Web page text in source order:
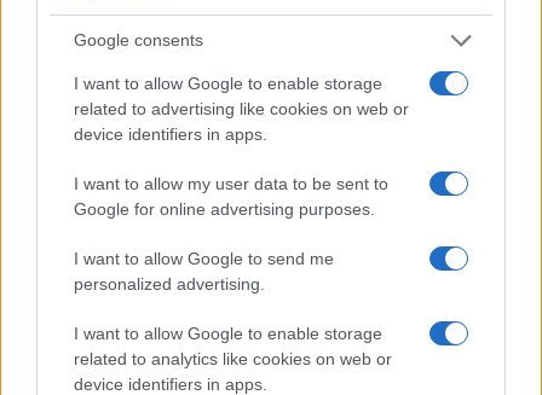
Google consents
I want to allow Google to enable storage
related to advertising like cookies on web or
device identifiers in apps.
I want to allow my user data to be sent to
Google for online advertising purposes.
I want to allow Google to send me
personalized advertising.
I want to allow Google to enable storage
related to analytics like cookies on web or
device identifiers in apps.
Hijo de Javier Gutiérrez: un campeón con
capacidades especiales
El hijo del actor Javier Gutiérrez, es Mateo,…